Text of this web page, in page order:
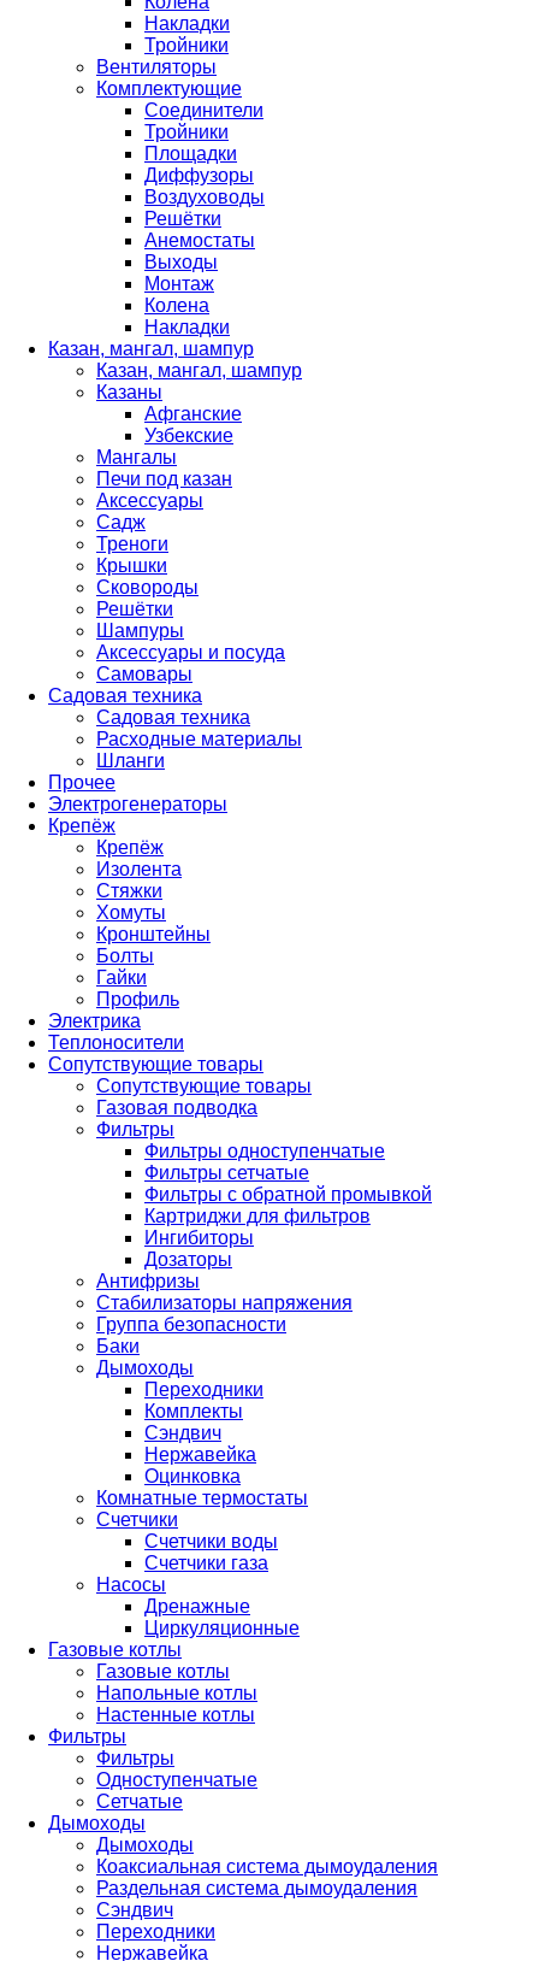
Накладки
Тройники
Вентиляторы
Комплектующие
Соединители
Тройники
Площадки
Диффузоры
Воздуховоды
Решётки
Анемостаты
Выходы
Монтаж
Колена
Накладки
Казан, мангал, шампур
Казан, мангал, шампур
Казаны
Афганские
Узбекские
Мангалы
Печи под казан
Аксессуары
Садж
Треноги
Крышки
Сковороды
Решётки
Шампуры
Аксессуары и посуда
Самовары
Садовая техника
Садовая техника
Расходные материалы
Шланги
Прочее
Электрогенераторы
Крепёж
Крепёж
Изолента
Стяжки
Хомуты
Кронштейны
Болты
Гайки
Профиль
Электрика
Теплоносители
Сопутствующие товары
Сопутствующие товары
Газовая подводка
Фильтры
Фильтры одноступенчатые
Фильтры сетчатые
Фильтры с обратной промывкой
Картриджи для фильтров
Ингибиторы
Дозаторы
Антифризы
Стабилизаторы напряжения
Группа безопасности
Баки
Дымоходы
Переходники
Комплекты
Сэндвич
Нержавейка
Оцинковка
Комнатные термостаты
Счетчики
Счетчики воды
Счетчики газа
Насосы
Дренажные
Циркуляционные
Газовые котлы
Газовые котлы
Напольные котлы
Настенные котлы
Фильтры
Фильтры
Одноступенчатые
Сетчатые
Дымоходы
Дымоходы
Коаксиальная система дымоудаления
Раздельная система дымоудаления
Сэндвич
Переходники
Нержавейка